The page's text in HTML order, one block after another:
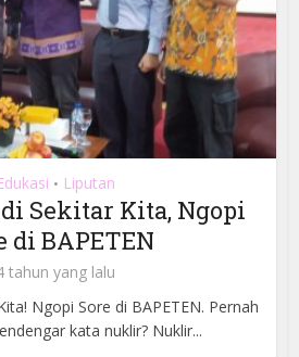
• Liputan
Sekitar Kita, Ngopi
di BAPETEN
tahun yang lalu
Ngopi Sore di BAPETEN. Pernah
kata nuklir? Nuklir...